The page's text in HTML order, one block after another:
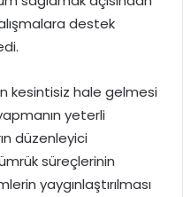
destek
kesintisiz hale gelmesi
yeterli
düzenleyici
süreçlerinin
yaygınlaştırılması